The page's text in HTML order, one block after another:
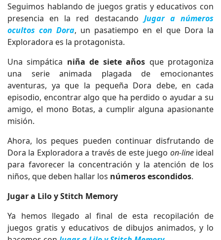
Seguimos hablando de juegos gratis y educativos con
presencia en la red destacando Jugar a números
ocultos con Dora, un pasatiempo en el que Dora la
Exploradora es la protagonista.
Una simpática niña de siete años que protagoniza
una serie animada plagada de emocionantes
aventuras, ya que la pequeña Dora debe, en cada
episodio, encontrar algo que ha perdido o ayudar a su
amigo, el mono Botas, a cumplir alguna apasionante
misión.
Ahora, los peques pueden continuar disfrutando de
Dora la Exploradora a través de este juego on-lineideal
para favorecer la concentración y la atención de los
niños, que deben hallar los números escondidos.
Jugar a Lilo y Stitch Memory
Ya hemos llegado al final de esta recopilación de
juegos gratis y educativos de dibujos animados, y lo